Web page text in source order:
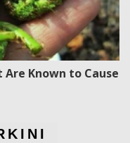
Are Known to Cause